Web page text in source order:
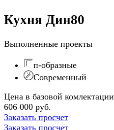
Кухня Дин80
Выполненные проекты
п-образные
Современный
Цена в базовой комлектации
606 000 руб.
Заказать просчет
Заказать просчет